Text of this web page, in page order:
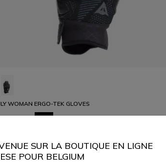
WOMAN ERGO-TEK GLOVES
€64,50 € -50%
SUR LA BOUTIQUE EN LIGNE
POUR BELGIUM